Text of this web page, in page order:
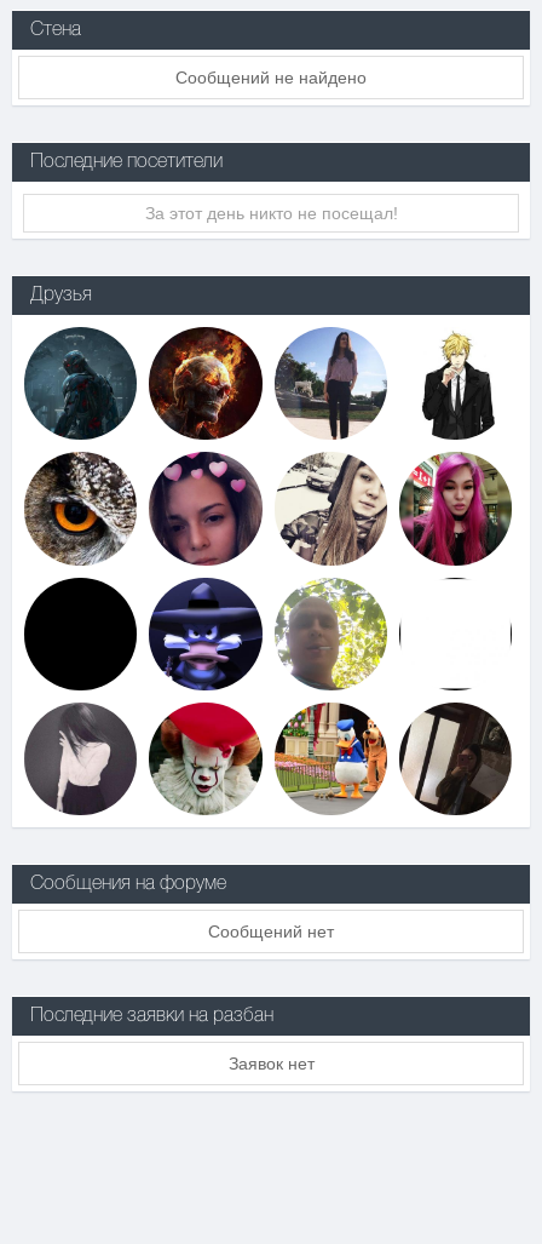
Стена
Сообщений не найдено
Последние посетители
За этот день никто не посещал!
Друзья
Сообщения на форуме
Сообщений нет
Последние заявки на разбан
Заявок нет